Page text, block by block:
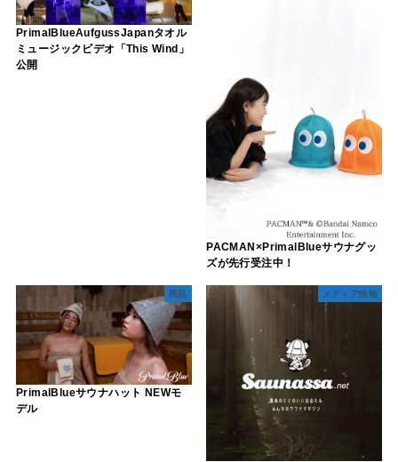
PrimalBlueAufgussJapanタオル
ミュージックビデオ「This Wind」
公開
PACMAN×PrimalBlueサウナグッ
ズが先行受注中！
商品
PrimalBlueサウナハット NEWモ
デル
メディア情報